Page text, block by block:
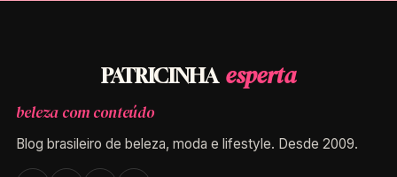
PATRICINHA esperta
beleza com conteúdo
Blog brasileiro de beleza, moda e lifestyle. Desde 2009.